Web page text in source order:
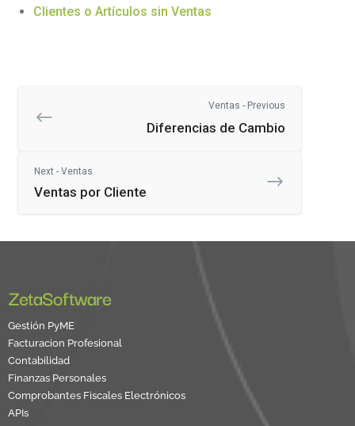
Clientes o Artículos sin Ventas
Ventas - Previous
Diferencias de Cambio
Next - Ventas
Ventas por Cliente
ZetaSoftware
Gestión PyME
Facturacion Profesional
Contabilidad
Finanzas Personales
Comprobantes Fiscales Electrónicos
APIs